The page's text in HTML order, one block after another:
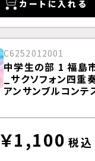
カートに入れる
C6252012001
中学生の部 1 福島
_サクソフォン四
アンサンブルコンテ
￥1,100 税込